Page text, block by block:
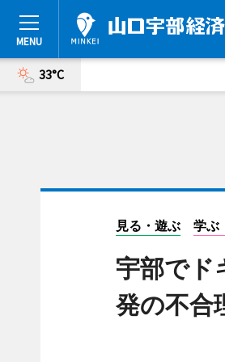
33°C
見る・遊ぶ 学ぶ
宇部で
発の不合